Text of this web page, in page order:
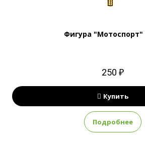
Фигура "Мотоспорт"
250 ₽
Купить
Подробнее